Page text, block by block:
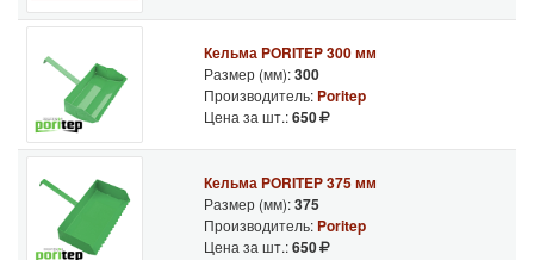
Кельма PORITEP 300 мм
Размер (мм):300
Производитель: Poritep
Цена за шт.:650
Кельма PORITEP 375 мм
Размер (мм):375
Производитель: Poritep
Цена за шт.:650